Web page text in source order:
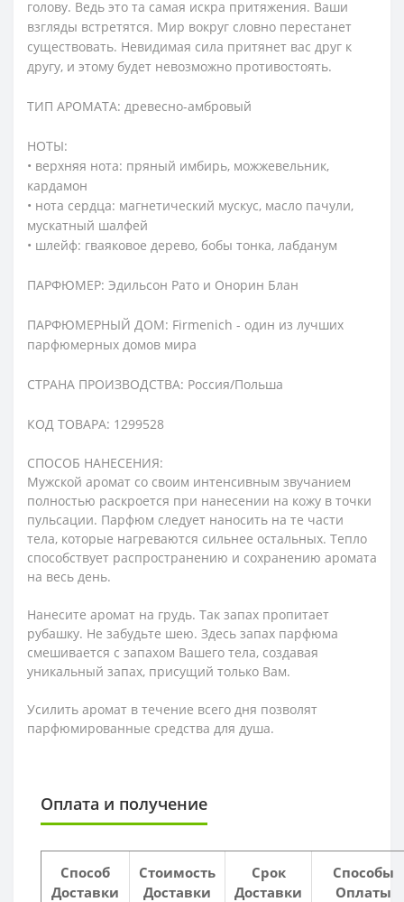
голову. Ведь это та самая искра притяжения. Ваши
взгляды встретятся. Мир вокруг словно перестанет
существовать. Невидимая сила притянет вас друг к
другу, и этому будет невозможно противостоять.
ТИП АРОМАТА: древесно-амбровый
НОТЫ:
• верхняя нота: пряный имбирь, можжевельник,
кардамон
• нота сердца: магнетический мускус, масло пачули,
мускатный шалфей
• шлейф: гваяковое дерево, бобы тонка, лабданум
ПАРФЮМЕР: Эдильсон Рато и Онорин Блан
ПАРФЮМЕРНЫЙ ДОМ: Firmenich - один из лучших
парфюмерных домов мира
СТРАНА ПРОИЗВОДСТВА: Россия/Польша
КОД ТОВАРА: 1299528
СПОСОБ НАНЕСЕНИЯ:
Мужской аромат со своим интенсивным звучанием
полностью раскроется при нанесении на кожу в точки
пульсации. Парфюм следует наносить на те части
тела, которые нагреваются сильнее остальных. Тепло
способствует распространению и сохранению аромата
на весь день.
Нанесите аромат на грудь. Так запах пропитает
рубашку. Не забудьте шею. Здесь запах парфюма
смешивается с запахом Вашего тела, создавая
уникальный запах, присущий только Вам.
Усилить аромат в течение всего дня позволят
парфюмированные средства для душа.
Оплата и получение
Способ
Доставки
Стоимость
Доставки
Срок
Доставки
Способы
Оплаты